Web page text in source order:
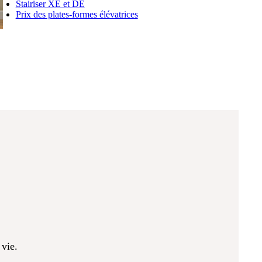
Stairiser XE et DE
Prix des plates-formes élévatrices
vie.